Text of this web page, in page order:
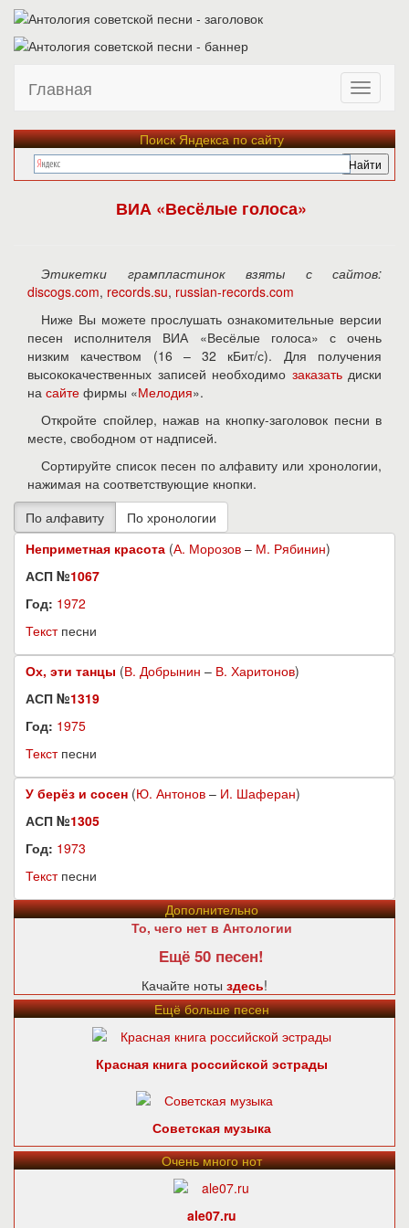
Главная
Поиск Яндекса по сайту
ВИА «Весёлые голоса»
Этикетки грампластинок взяты с сайтов:
discogs.com, records.su, russian-records.com
Ниже Вы можете прослушать ознакомительные версии
песен исполнителя ВИА «Весёлые голоса» с очень
низким качеством (16 – 32 кБит/с). Для получения
высококачественных записей необходимо заказатьдиски
на сайте фирмы «Мелодия».
Откройте спойлер, нажав на кнопку-заголовок песни в
месте, свободном от надписей.
Сортируйте список песен по алфавиту или хронологии,
нажимая на соответствующие кнопки.
Неприметная красота (А. Морозов – М. Рябинин)
АСП №1067
Год: 1972
Текстпесни
Ох, эти танцы (В. Добрынин – В. Харитонов)
АСП №1319
Год: 1975
Текстпесни
У берёз и сосен (Ю. Антонов – И. Шаферан)
АСП №1305
Год: 1973
Текстпесни
Дополнительно
То, чего нет в Антологии
Ещё 50 песен!
Качайте ноты здесь!
Ещё больше песен
Красная книга российской эстрады
Советская музыка
Очень много нот
ale07.ru